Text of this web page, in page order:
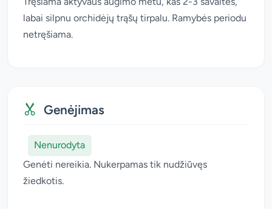
labai silpnu orchidėjų trąšų tirpalu. Ramybės periodu
netręšiama.
Genėjimas
Nenurodyta
Genėti nereikia. Nukerpamas tik nudžiūvęs
žiedkotis.